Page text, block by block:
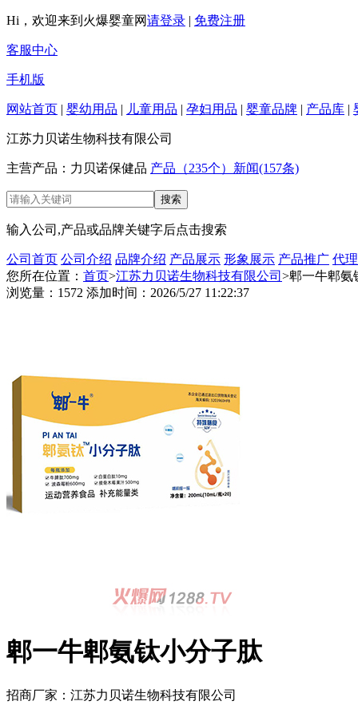
Hi，欢迎来到火爆婴童网请登录 | 免费注册
客服中心
手机版
网站首页 | 婴幼用品 | 儿童用品 | 孕妇用品 | 婴童品牌 | 产品库 |
江苏力贝诺生物科技有限公司
主营产品：力贝诺保健品 产品（235个） 新闻(157条)
输入公司,产品或品牌关键字后点击搜索
公司首页 公司介绍 品牌介绍 产品展示 形象展示 产品推广 代
您所在位置： 首页>江苏力贝诺生物科技有限公司 >郫一牛郫氨
浏览量：1572 添加时间：2026/5/27 11:22:37
郫一牛郫氨钛小分子肽
招商厂家： 江苏力贝诺生物科技有限公司